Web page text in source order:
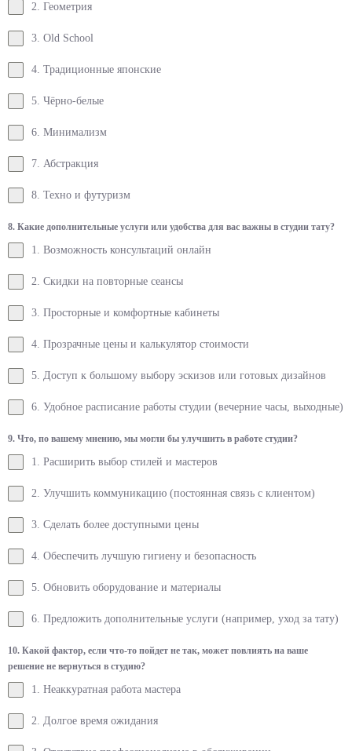
2. Геометрия
3. Old School
4. Традиционные японские
5. Чёрно-белые
6. Минимализм
7. Абстракция
8. Техно и футуризм
8. Какие дополнительные услуги или удобства для вас важны в студии тату?
1. Возможность консультаций онлайн
2. Скидки на повторные сеансы
3. Просторные и комфортные кабинеты
4. Прозрачные цены и калькулятор стоимости
5. Доступ к большому выбору эскизов или готовых дизайнов
6. Удобное расписание работы студии (вечерние часы, выходные)
9. Что, по вашему мнению, мы могли бы улучшить в работе студии?
1. Расширить выбор стилей и мастеров
2. Улучшить коммуникацию (постоянная связь с клиентом)
3. Сделать более доступными цены
4. Обеспечить лучшую гигиену и безопасность
5. Обновить оборудование и материалы
6. Предложить дополнительные услуги (например, уход за тату)
10. Какой фактор, если что-то пойдет не так, может повлиять на ваше
решение не вернуться в студию?
1. Неаккуратная работа мастера
2. Долгое время ожидания